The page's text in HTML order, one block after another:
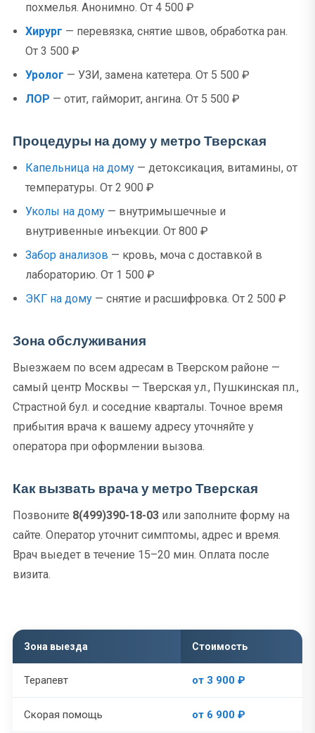
похмелья. Анонимно. От 4 500 ₽
Хирург — перевязка, снятие швов, обработка ран.
От 3 500 ₽
Уролог — УЗИ, замена катетера. От 5 500 ₽
ЛОР — отит, гайморит, ангина. От 5 500 ₽
Процедуры на дому у метро Тверская
Капельница на дому — детоксикация, витамины, от
температуры. От 2 900 ₽
Уколы на дому — внутримышечные и
внутривенные инъекции. От 800 ₽
Забор анализов — кровь, моча с доставкой в
лабораторию. От 1 500 ₽
ЭКГ на дому — снятие и расшифровка. От 2 500 ₽
Зона обслуживания
Выезжаем по всем адресам в Тверском районе —
самый центр Москвы — Тверская ул., Пушкинская пл.,
Страстной бул. и соседние кварталы. Точное время
прибытия врача к вашему адресу уточняйте у
оператора при оформлении вызова.
Как вызвать врача у метро Тверская
Позвоните 8(499)390-18-03 или заполните форму на
сайте. Оператор уточнит симптомы, адрес и время.
Врач выедет в течение 15–20 мин. Оплата после
визита.
Зона выезда Стоимость
Терапевт от 3 900 ₽
Скорая помощь от 6 900 ₽